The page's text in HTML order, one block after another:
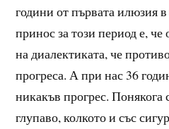
години от първата илюзия
принос за този период е, че
на диалектиката, че
прогреса. А при нас 36
никакъв прогрес. Понякога
глупаво, колкото и със